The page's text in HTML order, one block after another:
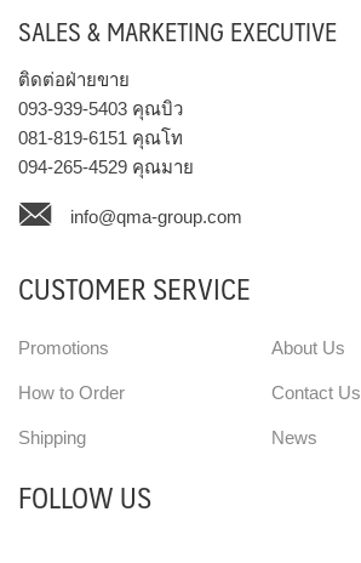
SALES & MARKETING EXECUTIVE
ติดต่อฝ่ายขาย
093-939-5403 คุณบิว
081-819-6151 คุณโท
094-265-4529 คุณมาย
info@qma-group.com
CUSTOMER SERVICE
Promotions
How to Order
Shipping
About Us
Contact Us
News
FOLLOW US